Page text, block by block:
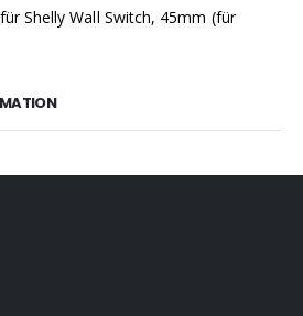
Shelly Wall Switch, 45mm (für